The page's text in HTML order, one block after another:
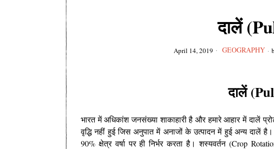
दालें
April 14, 2019 GEOGRAPHY
दालें
भारत में अधिकांश जनसंख्या शाकाहारी है और हमारे आहार में दालें
वृद्धि नहीं हुई जिस अनुपात में अनाजों के उत्पादन में हुई अन्य
90% क्षेत्र वर्षा पर ही निर्भर करता है। शस्यवर्तन (Crop